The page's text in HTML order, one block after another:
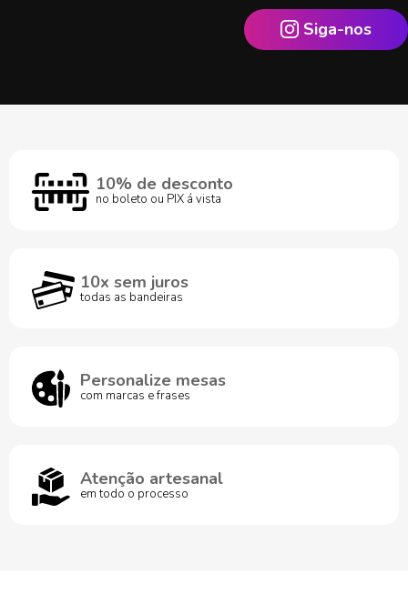
Siga-nos
10% de desconto
no boleto ou PIX á vista
10x sem juros
todas as bandeiras
Personalize mesas
com marcas e frases
Atenção artesanal
em todo o processo